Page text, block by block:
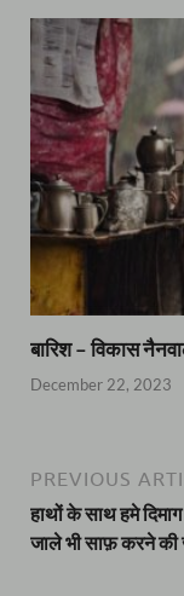
बारिश – विकास
December 22, 2023
PREVIOUS
हाथों के साथ हमे
जाले भी साफ़ करने